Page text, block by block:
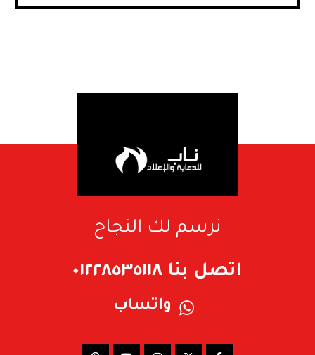
نرسم لك النجاح
اتصل بنا ٠١٢٢٨٥٣٥١١٨
واتساب